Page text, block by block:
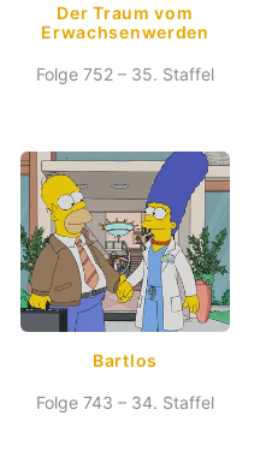
Der Traum vom
Erwachsenwerden
Folge 752 – 35. Staffel
Bartlos
Folge 743 – 34. Staffel